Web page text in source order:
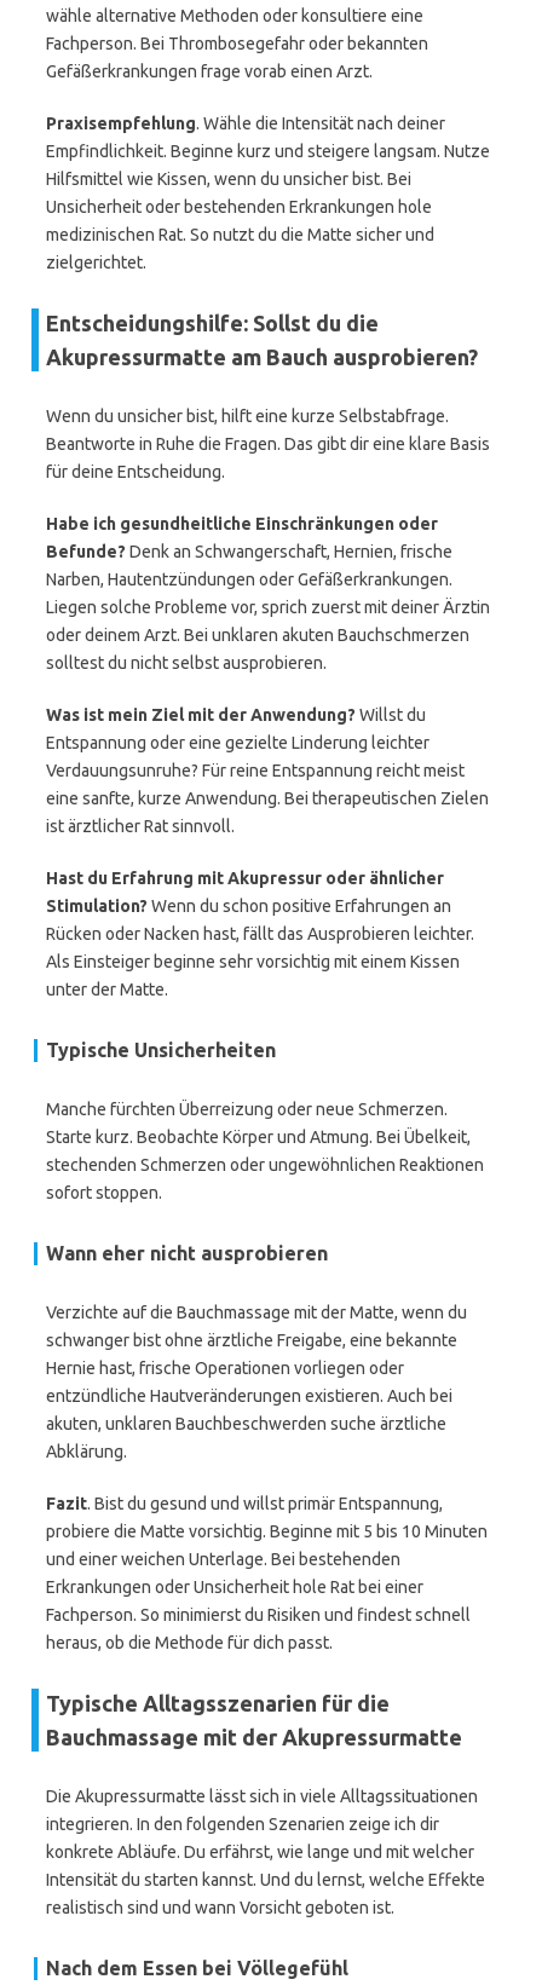
wähle alternative Methoden oder konsultiere eine
Fachperson. Bei Thrombosegefahr oder bekannten
Gefäßerkrankungen frage vorab einen Arzt.
Praxisempfehlung. Wähle die Intensität nach deiner
Empfindlichkeit. Beginne kurz und steigere langsam. Nutze
Hilfsmittel wie Kissen, wenn du unsicher bist. Bei
Unsicherheit oder bestehenden Erkrankungen hole
medizinischen Rat. So nutzt du die Matte sicher und
zielgerichtet.
Entscheidungshilfe: Sollst du die
Akupressurmatte am Bauch ausprobieren?
Wenn du unsicher bist, hilft eine kurze Selbstabfrage.
Beantworte in Ruhe die Fragen. Das gibt dir eine klare Basis
für deine Entscheidung.
Habe ich gesundheitliche Einschränkungen oder
Befunde? Denk an Schwangerschaft, Hernien, frische
Narben, Hautentzündungen oder Gefäßerkrankungen.
Liegen solche Probleme vor, sprich zuerst mit deiner Ärztin
oder deinem Arzt. Bei unklaren akuten Bauchschmerzen
solltest du nicht selbst ausprobieren.
Was ist mein Ziel mit der Anwendung? Willst du
Entspannung oder eine gezielte Linderung leichter
Verdauungsunruhe? Für reine Entspannung reicht meist
eine sanfte, kurze Anwendung. Bei therapeutischen Zielen
ist ärztlicher Rat sinnvoll.
Hast du Erfahrung mit Akupressur oder ähnlicher
Stimulation? Wenn du schon positive Erfahrungen an
Rücken oder Nacken hast, fällt das Ausprobieren leichter.
Als Einsteiger beginne sehr vorsichtig mit einem Kissen
unter der Matte.
Typische Unsicherheiten
Manche fürchten Überreizung oder neue Schmerzen.
Starte kurz. Beobachte Körper und Atmung. Bei Übelkeit,
stechenden Schmerzen oder ungewöhnlichen Reaktionen
sofort stoppen.
Wann eher nicht ausprobieren
Verzichte auf die Bauchmassage mit der Matte, wenn du
schwanger bist ohne ärztliche Freigabe, eine bekannte
Hernie hast, frische Operationen vorliegen oder
entzündliche Hautveränderungen existieren. Auch bei
akuten, unklaren Bauchbeschwerden suche ärztliche
Abklärung.
Fazit. Bist du gesund und willst primär Entspannung,
probiere die Matte vorsichtig. Beginne mit 5 bis 10 Minuten
und einer weichen Unterlage. Bei bestehenden
Erkrankungen oder Unsicherheit hole Rat bei einer
Fachperson. So minimierst du Risiken und findest schnell
heraus, ob die Methode für dich passt.
Typische Alltagsszenarien für die
Bauchmassage mit der Akupressurmatte
Die Akupressurmatte lässt sich in viele Alltagssituationen
integrieren. In den folgenden Szenarien zeige ich dir
konkrete Abläufe. Du erfährst, wie lange und mit welcher
Intensität du starten kannst. Und du lernst, welche Effekte
realistisch sind und wann Vorsicht geboten ist.
Nach dem Essen bei Völlegefühl